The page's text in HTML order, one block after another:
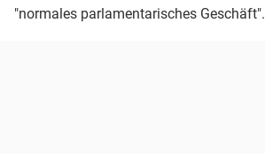
"normales parlamentarisches Geschäft".